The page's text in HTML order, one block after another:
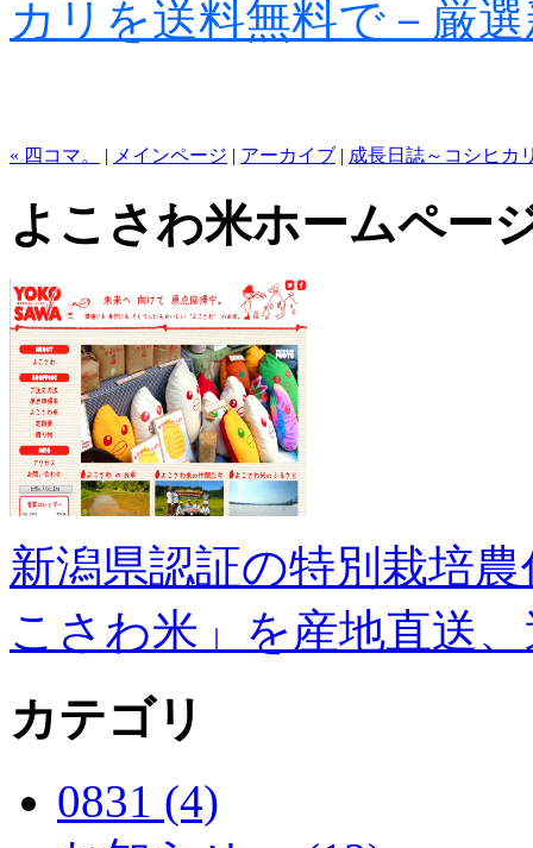
カリを送料無料で－厳
« 四コマ。 | メインページ | アーカイブ | 成長日誌～コシヒカ
よこさわ米ホームペー
新潟県認証の特別栽培
こさわ米」を産地直送
カテゴリ
0831 (4)